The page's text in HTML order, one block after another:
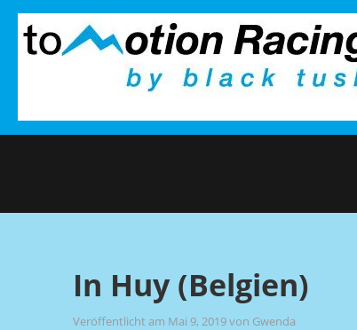
Direkt
zum
Inhalt
In Huy (Belgien)
Veröffentlicht am Mai 9, 2019von Gwenda